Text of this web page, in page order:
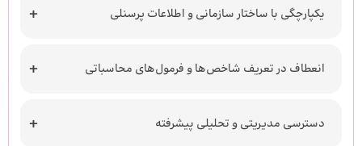
یکپارچگی با ساختار سازمانی و اطلاعات پرسنلی
انعطاف در تعریف شاخص‌ها و فرمول‌های محاسباتی
دسترسی مدیریتی و تحلیلی پیشرفته